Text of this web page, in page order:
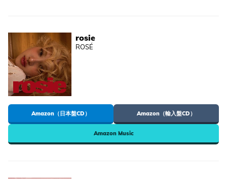
rosie
ROSÉ
Amazon（日本盤CD） Amazon（輸入盤CD）
Amazon Music